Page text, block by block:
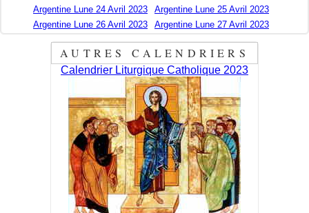
Argentine Lune 24 Avril 2023
Argentine Lune 25 Avril 2023
Argentine Lune 26 Avril 2023
Argentine Lune 27 Avril 2023
AUTRES CALENDRIERS
Calendrier Liturgique Catholique 2023